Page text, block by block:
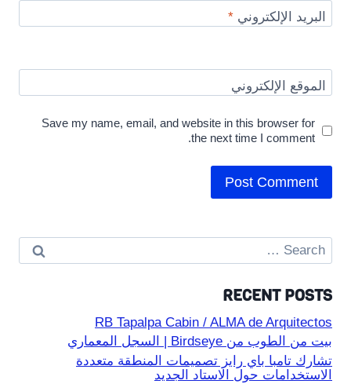
البريد الإلكتروني*
الموقع الإلكتروني
Save my name, email, and website in this browser for
the next time I comment.
Search
for:
RECENT POSTS
RB Tapalpa Cabin / ALMA de Arquitectos
بيت من الطوب من Birdseye | السجل المعماري
تشارك تامبا باي رايز تصميمات المنطقة متعددة
الاستخدامات حول الاستاد الجديد